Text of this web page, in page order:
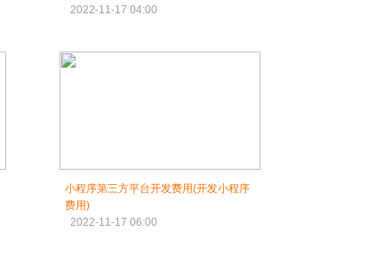
2022-11-17 04:00
小程序第三方平台开发费用(开发小程序
费用)
2022-11-17 06:00